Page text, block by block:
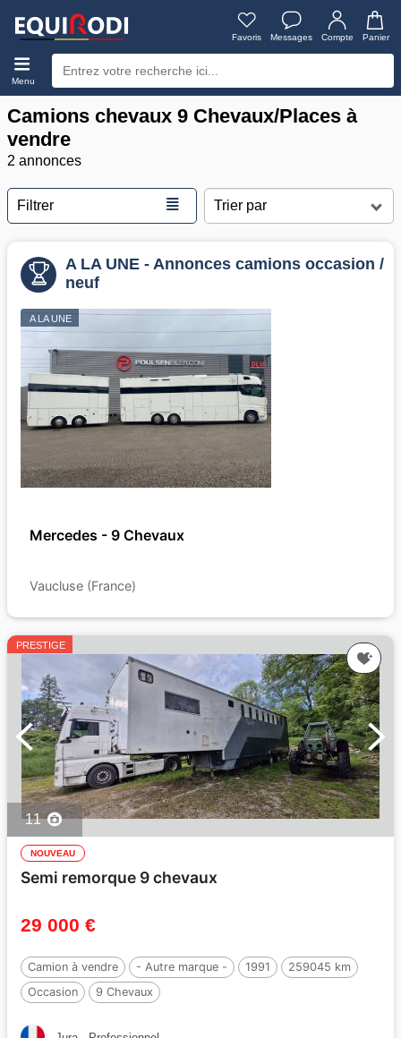
Favoris Messages Compte Panier
Menu
Camions chevaux 9 Chevaux/Places à
vendre
2 annonces
Filtrer ≣
A LA UNE - Annonces camions occasion /
neuf
A LA UNE
Mercedes - 9 Chevaux
Vaucluse (France)
PRESTIGE
11
NOUVEAU
Semi remorque 9 chevaux
29 000 €
Camion à vendre - Autre marque - 1991
259045 km
Occasion
9 Chevaux